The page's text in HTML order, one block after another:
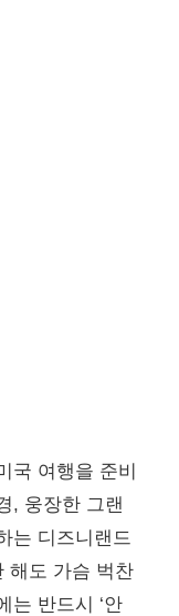
국 여행을 준비
, 웅장한 그랜
는 디즈니랜드
해도 가슴 벅찬
는 반드시 ‘안